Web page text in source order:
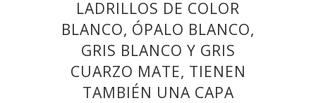
LADRILLOS DE COLOR
BLANCO, ÓPALO BLANCO,
GRIS BLANCO Y GRIS
CUARZO MATE, TIENEN
TAMBIÉN UNA CAPA